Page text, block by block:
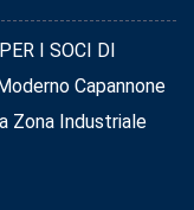
I SOCI DI
Capannone
Zona Industriale